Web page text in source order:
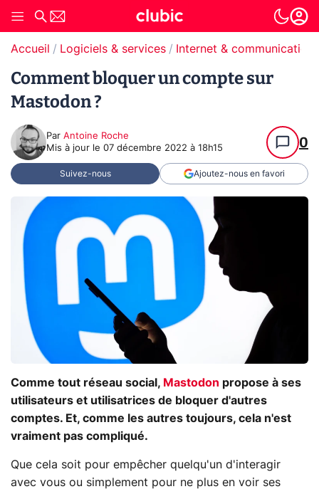
Accueil Logiciels & services Internet & communication
Comment bloquer un compte sur
Mastodon ?
Par Antoine Roche
Mis à jour le 07 décembre 2022 à 18h15 0
Suivez-nous Ajoutez-nous en favori
Comme tout réseau social, Mastodon propose à ses
utilisateurs et utilisatrices de bloquer d'autres
comptes. Et, comme les autres toujours, cela n'est
vraiment pas compliqué.
Que cela soit pour empêcher quelqu'un d'interagir
avec vous ou simplement pour ne plus en voir ses